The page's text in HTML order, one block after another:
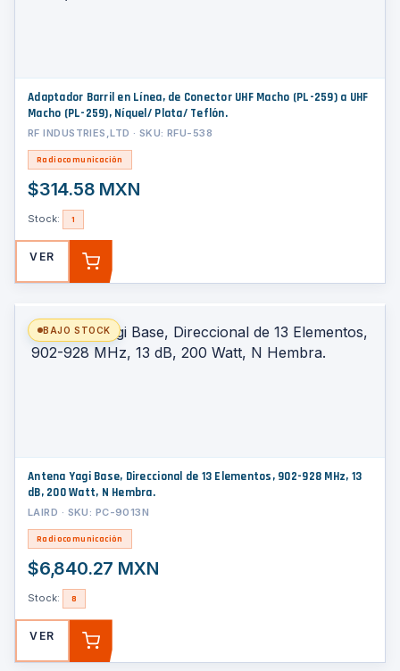
Adaptador Barril en Línea, de Conector UHF Macho (PL-259) a UHF
Macho (PL-259), Níquel/ Plata/ Teflón.
RF INDUSTRIES,LTD · SKU: RFU-538
Radiocomunicación
$314.58 MXN
Stock: 1
VER
AGREGAR
Antena Yagi Base, Direccional de 13 Elementos, 902-928 MHz, 13
dB, 200 Watt, N Hembra.
LAIRD · SKU: PC-9013N
Radiocomunicación
$6,840.27 MXN
Stock: 8
VER
AGREGAR
BAJO STOCK